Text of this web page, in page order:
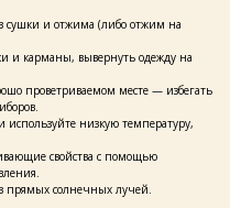
и отжима (либо отжим на
и карманы, вывернуть одежду на
проветриваемом месте — избегать
используйте низкую температуру,
свойства с помощью
прямых солнечных лучей.